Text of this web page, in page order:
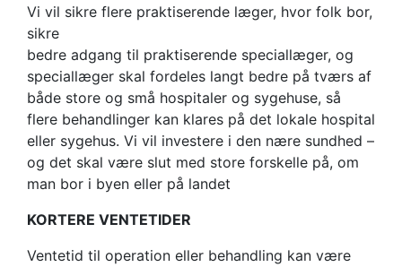
Vi vil sikre flere praktiserende læger, hvor folk bor,
sikre
bedre adgang til praktiserende speciallæger, og
speciallæger skal fordeles langt bedre på tværs af
både store og små hospitaler og sygehuse, så
flere behandlinger kan klares på det lokale hospital
eller sygehus. Vi vil investere i den nære sundhed –
og det skal være slut med store forskelle på, om
man bor i byen eller på landet
KORTERE VENTETIDER
Ventetid til operation eller behandling kan være